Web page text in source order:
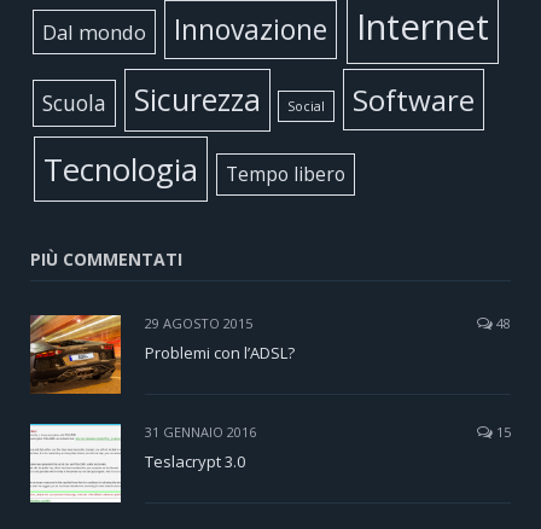
Dal mondo Innovazione Internet
Scuola Sicurezza Social Software
Tecnologia Tempo libero
PIÙ COMMENTATI
29 AGOSTO 2015 48
Problemi con l’ADSL?
31 GENNAIO 2016 15
Teslacrypt 3.0